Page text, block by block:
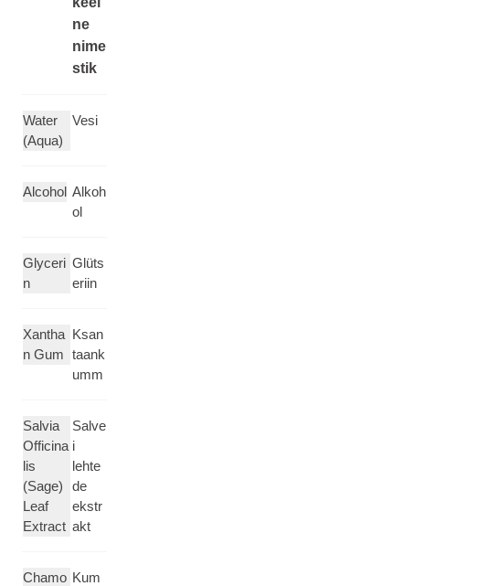
ne
nime
stik
Water
(Aqua)
Vesi
Alcohol Alkoh
ol
Glyceri
n
Glüts
eriin
Xantha
n Gum
Ksan
taank
umm
Salvia
Officina
lis
(Sage)
Leaf
Extract
Salve
i
lehte
de
ekstr
akt
Chamo Kum